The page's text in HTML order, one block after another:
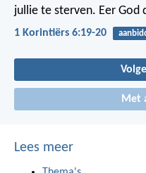
jullie te sterven. Eer God
1 Korintiërs 6:19-20
Met
Lees meer